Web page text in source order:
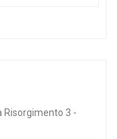
3 -